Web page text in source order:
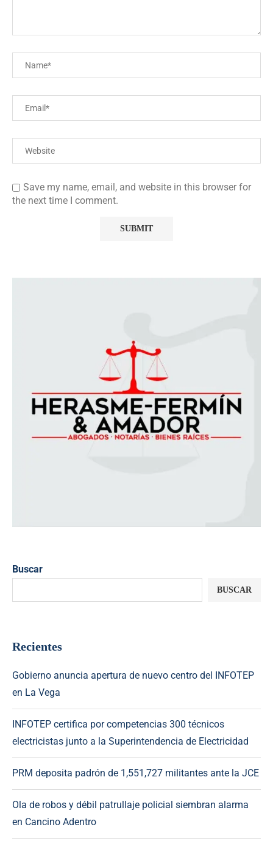
Save my name, email, and website in this browser for
the next time I comment.
Buscar
BUSCAR
Recientes
Gobierno anuncia apertura de nuevo centro del INFOTEP
en La Vega
INFOTEP certifica por competencias 300 técnicos
electricistas junto a la Superintendencia de Electricidad
PRM deposita padrón de 1,551,727 militantes ante la JCE
Ola de robos y débil patrullaje policial siembran alarma
en Cancino Adentro